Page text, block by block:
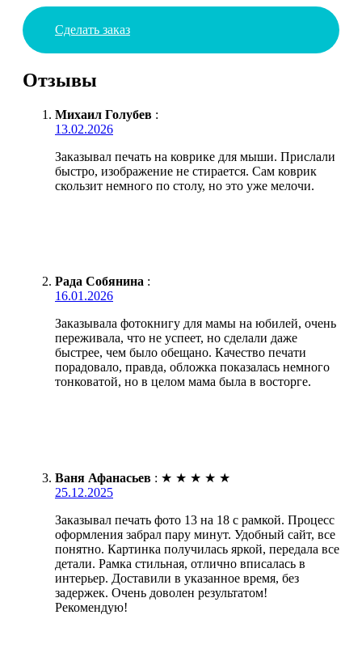
Сделать заказ
Отзывы
Михаил Голубев :
13.02.2026
Заказывал печать на коврике для мыши. Прислали
быстро, изображение не стирается. Сам коврик
скользит немного по столу, но это уже мелочи.
Рада Собянина :
16.01.2026
Заказывала фотокнигу для мамы на юбилей, очень
переживала, что не успеет, но сделали даже
быстрее, чем было обещано. Качество печати
порадовало, правда, обложка показалась немного
тонковатой, но в целом мама была в восторге.
Ваня Афанасьев : ★ ★ ★ ★ ★
25.12.2025
Заказывал печать фото 13 на 18 с рамкой. Процесс
оформления забрал пару минут. Удобный сайт, все
понятно. Картинка получилась яркой, передала все
детали. Рамка стильная, отлично вписалась в
интерьер. Доставили в указанное время, без
задержек. Очень доволен результатом!
Рекомендую!